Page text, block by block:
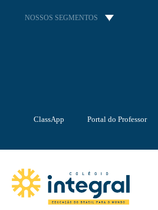
NOSSOS SEGMENTOS
ClassApp Portal do Professor